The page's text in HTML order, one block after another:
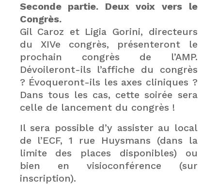
Seconde partie. Deux voix vers le
Congrès.
Gil Caroz et Ligia Gorini, directeurs
du XIVe congrès, présenteront le
prochain congrès de l’AMP.
Dévoileront-ils l’affiche du congrès
? Évoqueront-ils les axes cliniques ?
Dans tous les cas, cette soirée sera
celle de lancement du congrès !
Il sera possible d’y assister au local
de l’ECF, 1 rue Huysmans (dans la
limite des places disponibles) ou
bien en visioconférence (sur
inscription).